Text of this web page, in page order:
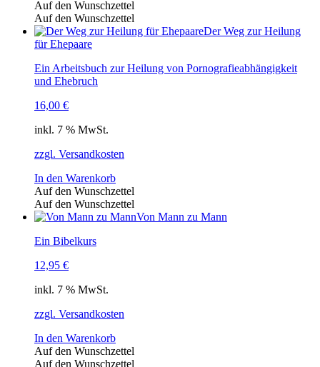
Auf den Wunschzettel
Auf den Wunschzettel
Der Weg zur Heilung
für Ehepaare
Ein Arbeitsbuch zur Heilung von Pornografieabhängigkeit
und Ehebruch
16,00 €
inkl. 7 % MwSt.
zzgl. Versandkosten
In den Warenkorb
Auf den Wunschzettel
Auf den Wunschzettel
Von Mann zu Mann
Ein Bibelkurs
12,95 €
inkl. 7 % MwSt.
zzgl. Versandkosten
In den Warenkorb
Auf den Wunschzettel
Auf den Wunschzettel